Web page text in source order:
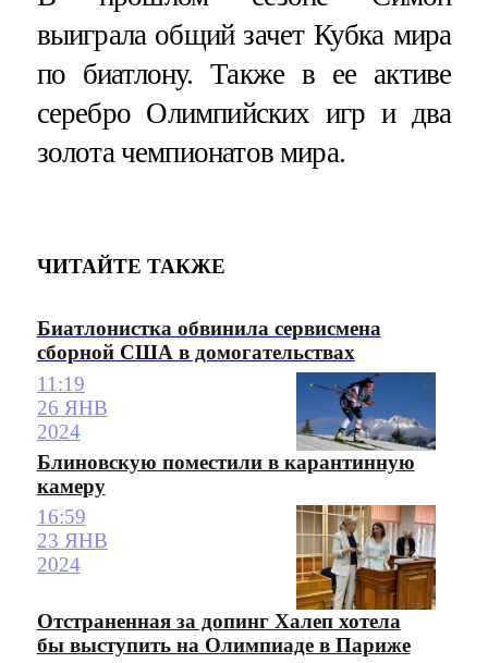
выиграла общий зачет Кубка мира
по биатлону. Также в ее активе
серебро Олимпийских игр и два
золота чемпионатов мира.
ЧИТАЙТЕ ТАКЖЕ
Биатлонистка обвинила сервисмена
сборной США в домогательствах
11:19
26 ЯНВ
2024
Блиновскую поместили в карантинную
камеру
16:59
23 ЯНВ
2024
Отстраненная за допинг Халеп хотела
бы выступить на Олимпиаде в Париже